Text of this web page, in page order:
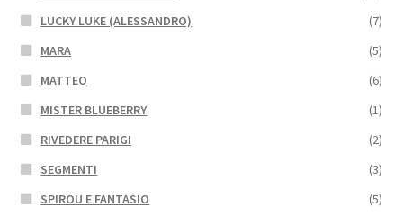
LUCKY LUKE (ALESSANDRO)
(7)
MARA
(5)
MATTEO
(6)
MISTER BLUEBERRY
(1)
RIVEDERE PARIGI
(2)
SEGMENTI
(3)
SPIROU E FANTASIO
(5)